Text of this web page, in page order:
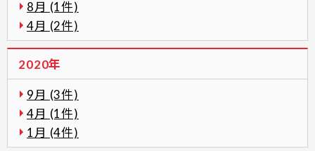
8月 (1件)
4月 (2件)
2020年
9月 (3件)
4月 (1件)
1月 (4件)